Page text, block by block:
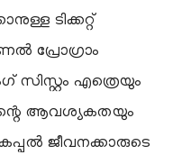
ടിക്കറ്റ്
പ്രോഗ്രാം
സിസ്റ്റം എത്രെയും
ആവശ്യകതയും
ജീവനക്കാരുടെ